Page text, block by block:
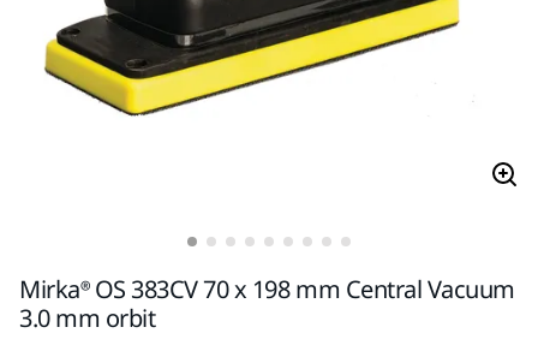
Mirka® OS 383CV 70 x 198 mm Central Vacuum
3.0 mm orbit